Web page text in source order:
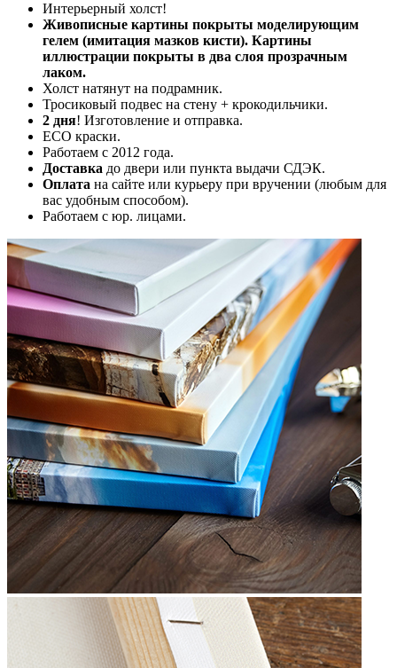
Интерьерный холст!
Живописные картины покрыты моделирующим
гелем (имитация мазков кисти). Картины
иллюстрации покрыты в два слоя прозрачным
лаком.
Холст натянут на подрамник.
Тросиковый подвес на стену + крокодильчики.
2 дня! Изготовление и отправка.
ECO краски.
Работаем с 2012 года.
Доставка до двери или пункта выдачи СДЭК.
Оплата на сайте или курьеру при вручении (любым для
вас удобным способом).
Работаем с юр. лицами.